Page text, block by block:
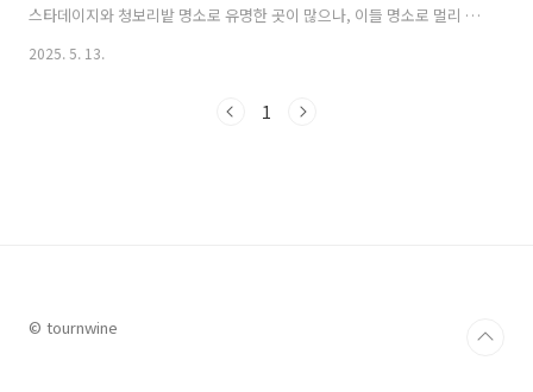
스타데이지와 청보리밭 명소로 유명한 곳이 많으나, 이들 명소로 멀리 여
행을 떠나지 않아도 천안 아산 가까운 곳에서 샤스타데이지와 푸른 청보
샤스타데이지와 초록 물결의 청보리밭이 어우러진 천안 이숲 카페와 아
2025. 5. 13.
1
© tournwine